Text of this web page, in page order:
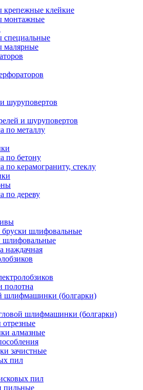
крепежные клейкие
монтажные
специальные
малярные
шуруповертов
и шуруповертов
по металлу
по бетону
по керамограниту, стеклу
по дереву
бруски шлифовальные
шлифовальные
наждачная
полотна
шлифмашинки (болгарки)
шлифмашинки (болгарки)
отрезные
алмазные
зачистные
пил
пил
пильные